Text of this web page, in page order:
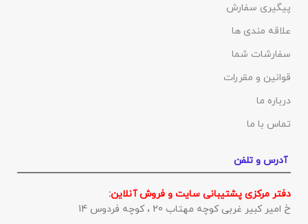
پیگیری سفارش
علاقه مندی ها
سفارشات شما
قوانین و مقررات
درباره ما
تماس با ما
آدرس و تلفن
دفتر مرکزی پشتیبانی سایت و فروش آنلاین:
خ امیر کبیر غربی کوچه مهتاب 20 ، کوچه فردوس 14